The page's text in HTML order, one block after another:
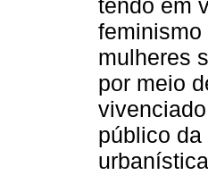
tendo em
mulheres
por meio
público